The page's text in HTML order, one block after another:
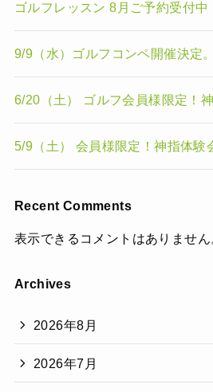
ゴルフレッスン 8月ご予約受付中
9/9（水）ゴルフコンペ開催決定
6/20（土） ゴルフ会員様限定！
5/9（土） 会員様限定！神指体験
Recent Comments
表示できるコメントはありません
Archives
2026年8月
2026年7月